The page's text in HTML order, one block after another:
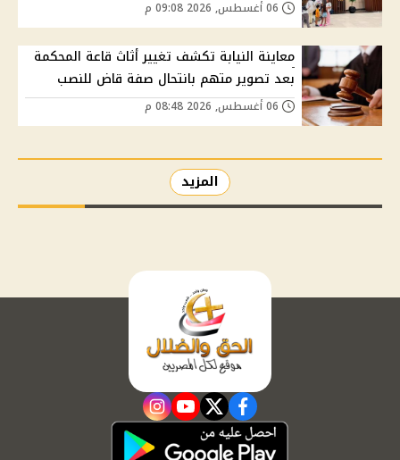
معاينة النيابة تكشف تغيير أثاث قاعة المحكمة
بعد تصوير متهم بانتحال صفة قاض للنصب
المزيد
facebook
twitter
youtube
instagram